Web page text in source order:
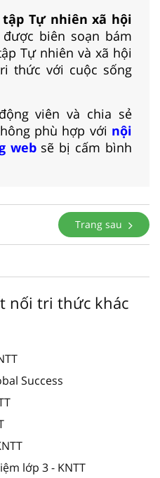
Tự nhiên xã hội
biên soạn bám
Tự nhiên và xã hội
thức với cuộc sống
viên và chia sẻ
phù hợp với nội
websẽ bị cấm bình
Trang sau
nối tri thức khác
Success
lớp 3 - KNTT